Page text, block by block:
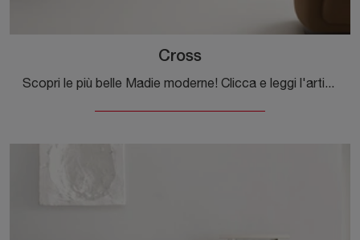
Cross
Scopri le più belle Madie moderne! Clicca e leggi l'articolo: madia Cross in laccato opaco, soluzione pratica e sofisticata.